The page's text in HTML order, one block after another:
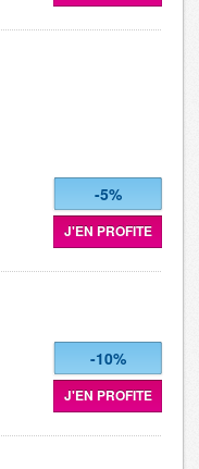
-5%
J'EN PROFITE
-10%
J'EN PROFITE